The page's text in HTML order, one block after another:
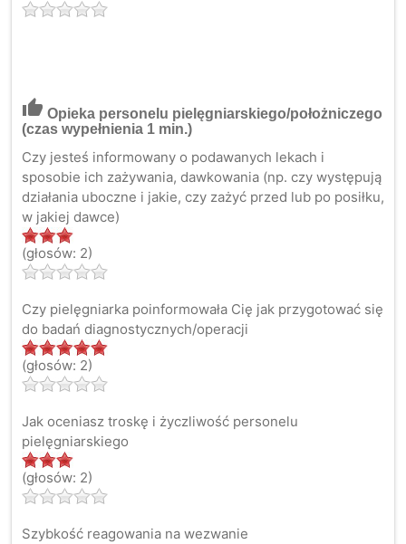
thumb_up Opieka personelu pielęgniarskiego/położniczego
(czas wypełnienia 1 min.)
Czy jesteś informowany o podawanych lekach i
sposobie ich zażywania, dawkowania (np. czy występują
działania uboczne i jakie, czy zażyć przed lub po posiłku,
w jakiej dawce)
(głosów: 2)
Czy pielęgniarka poinformowała Cię jak przygotować się
do badań diagnostycznych/operacji
(głosów: 2)
Jak oceniasz troskę i życzliwość personelu
pielęgniarskiego
(głosów: 2)
Szybkość reagowania na wezwanie